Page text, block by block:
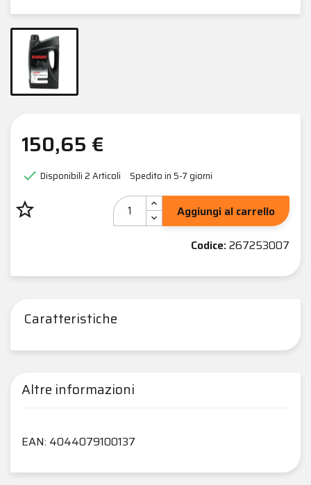
150,65 €
 Disponibili2 Articoli Spedito in 5-7 giorni
star_border
Aggiungi al carrello
Codice:267253007
Caratteristiche
Altre informazioni
EAN: 4044079100137